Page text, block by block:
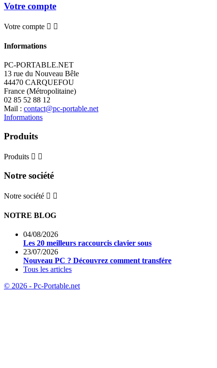
Votre compte
Votre compte  
Informations
PC-PORTABLE.NET
13 rue du Nouveau Bêle
44470 CARQUEFOU
France (Métropolitaine)
02 85 52 88 12
Mail : contact@pc-portable.net
Informations
Produits
Produits  
Notre société
Notre société  
NOTRE BLOG
04/08/2026
Les 20 meilleurs raccourcis clavier sous
23/07/2026
Nouveau PC ? Découvrez comment transfére
Tous les articles
© 2026 - Pc-Portable.net